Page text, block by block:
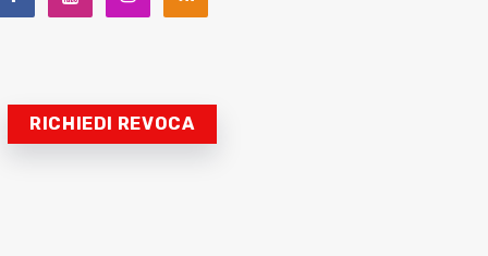
RICHIEDI REVOCA